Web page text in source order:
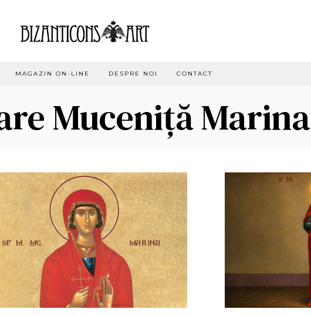
MAGAZIN ON-LINE DESPRE NOI CONTACT
Muceniță Marina